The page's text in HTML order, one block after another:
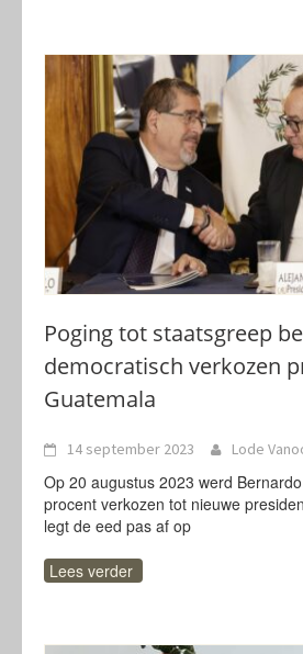
Poging tot staatsgreep
democratisch verkozen
Guatemala
14 september 2023 Lode
Op 20 augustus 2023 werd
procent verkozen tot nieuwe
legt de eed pas af op
Lees verder